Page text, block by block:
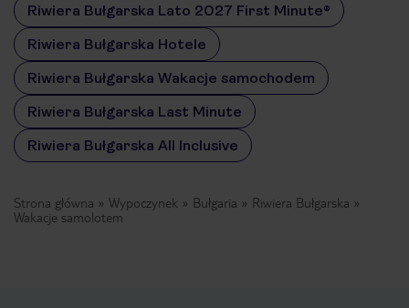
Riwiera Bułgarska Lato 2027 First Minute®
Riwiera Bułgarska Hotele
Riwiera Bułgarska Wakacje samochodem
Riwiera Bułgarska Last Minute
Riwiera Bułgarska All Inclusive
Strona główna Wypoczynek Bułgaria
Riwiera Bułgarska
Wakacje samolotem